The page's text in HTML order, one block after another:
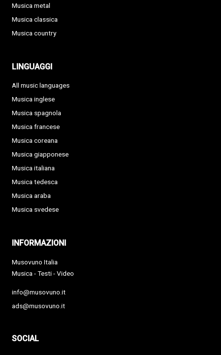
Musica metal
Musica classica
Musica country
LINGUAGGI
All music languages
Musica inglese
Musica spagnola
Musica francese
Musica coreana
Musica giapponese
Musica italiana
Musica tedesca
Musica araba
Musica svedese
INFORMAZIONI
Musovuno Italia
Musica - Testi - Video
info@musovuno.it
ads@musovuno.it
SOCIAL